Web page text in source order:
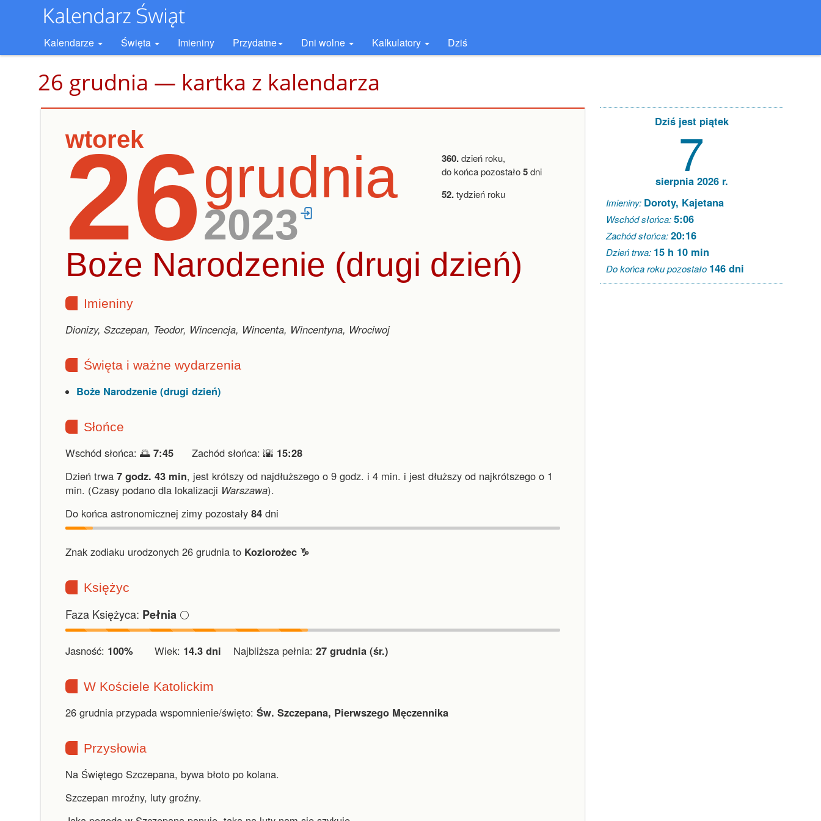
Kalendarze Święta Imieniny Przydatne Dni wolne Kalkulatory Dziś
26 grudnia — kartka z kalendarza
wtorek
26grudnia
2023
360.dzień roku,
do końca pozostało5dni
52.tydzień roku
Boże Narodzenie (drugi dzień)
Imieniny
Dionizy, Szczepan, Teodor, Wincencja, Wincenta, Wincentyna, Wrociwoj
Święta i ważne wydarzenia
Boże Narodzenie (drugi dzień)
Słońce
Wschód słońca: 🌅 7:45 Zachód słońca: 🌇 15:28
Dzień trwa 7 godz. 43 min, jest krótszy od najdłuższego o 9 godz. i 4 min. i jest dłuższy od najkrótszego o 1
min. (Czasy podano dla lokalizacji Warszawa).
Do końca astronomicznej zimy pozostały 84 dni
Znak zodiaku urodzonych 26 grudnia to Koziorożec ♑︎
Księżyc
Faza Księżyca: Pełnia 🌕
Jasność: 100% Wiek: 14.3 dni Najbliższa pełnia: 27 grudnia (śr.)
W Kościele Katolickim
26 grudnia przypada wspomnienie/święto: Św. Szczepana, Pierwszego Męczennika
Przysłowia
Na Świętego Szczepana, bywa błoto po kolana.
Szczepan mroźny, luty groźny.
Dziś jest piątek
7
sierpnia 2026 r.
Imieniny: Doroty, Kajetana
Wschód słońca:5:06
Zachód słońca:20:16
Dzień trwa: 15 h 10 min
Do końca roku pozostało 146 dni